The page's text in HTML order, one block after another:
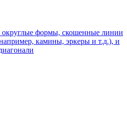
формы, скошенные линии
камины, эркеры и т.д.), и